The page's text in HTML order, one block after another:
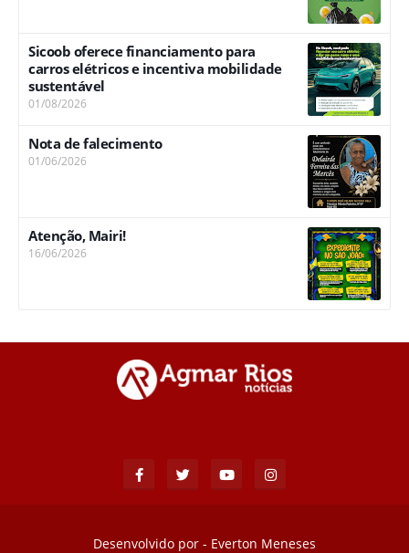
Sicoob oferece financiamento para
carros elétricos e incentiva mobilidade
sustentável
01/08/2026
Nota de falecimento
01/06/2026
Atenção, Mairi!
16/06/2026
Desenvolvido por - Everton Meneses